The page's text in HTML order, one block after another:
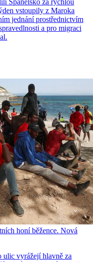
vstoupily z Maroka
jednání prostřednictvím
a pro migraci
honí běžence. Nová
ulic vyrážejí hlavně za